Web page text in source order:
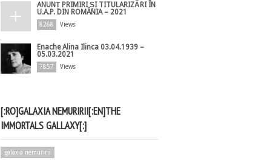
ANUNȚ PRIMIRI ȘI TITULARIZĂRI ÎN
U.A.P. DIN ROMÂNIA – 2021
8268 Views
Enache Alina Ilinca 03.04.1939 –
05.03.2021
7857 Views
[:RO]GALAXIA NEMURIRII[:EN]THE
IMMORTALS GALLAXY[:]
galaxia nemuririi